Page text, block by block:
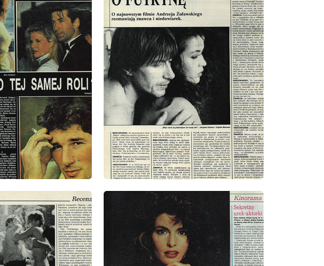
wydanie: 4/1991